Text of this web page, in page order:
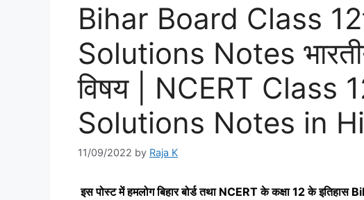
Bihar Board Class
Solutions Notes
विषय | NCERT Class
Solutions Notes in
11/09/2022 by Raja K
इस पोस्‍ट में हमलोग बिहार बोर्ड तथा NCERT के कक्षा 12 के